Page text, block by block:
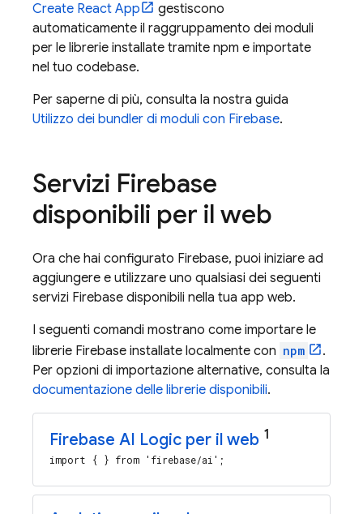
Create React App
gestiscono
automaticamente il raggruppamento dei moduli
per le librerie installate tramite npm e importate
nel tuo codebase.
Per saperne di più, consulta la nostra guida
Utilizzo dei bundler di moduli con Firebase.
Servizi Firebase
disponibili per il web
Ora che hai configurato Firebase, puoi iniziare ad
aggiungere e utilizzare uno qualsiasi dei seguenti
servizi Firebase disponibili nella tua app web.
I seguenti comandi mostrano come importare le
librerie Firebase installate localmente con npm
.
Per opzioni di importazione alternative, consulta la
documentazione delle librerie disponibili.
Firebase AI Logic per il web 1
import { } from 'firebase/ai';